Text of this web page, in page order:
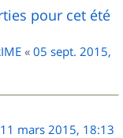
pour cet été
« 05 sept. 2015,
11 mars 2015, 18:13